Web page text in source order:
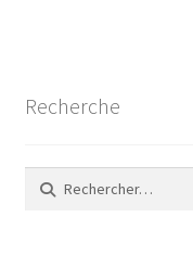
Recherche
Rechercher :